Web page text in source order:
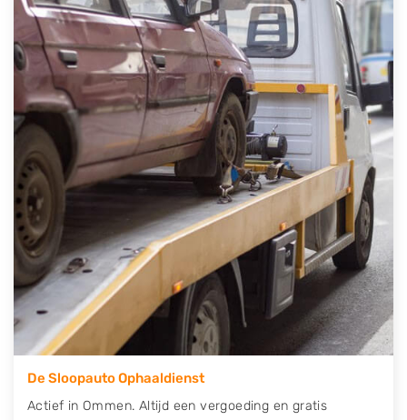
Ophaaldienst van Autosloperijen.nl. Wij kunnen uw
auto gratis ophalen in Ommen. Neem telefonisch
contact op of maak een terugbelafspraak. Wilt u
direct een tweedehands auto onderdelen offerte
aanvragen? Dat kan via de Onderdelenlijn! Vul uw
kenteken in en druk op verzenden.
Wij kunnen u helpen met de inkoop van auto's van
eigenlijk alle merken, zoals Alfa Romeo, Audi, BMW,
Chevrolet, Citroën, Dacia, Fiat, Ford, Honda, Hyundai,
Kia, Mazda, Mercedes Benz, Mitsubishi, Nissan, Opel,
Peugeot, Porsche, Renault, Seat, Skoda, Suzuki, Tesla,
Toyota, Volkswagen en Volvo.
De Sloopauto Ophaaldienst
Actief in Ommen. Altijd een vergoeding en gratis